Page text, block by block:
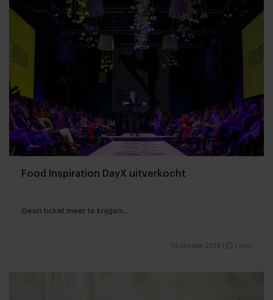
Food Inspiration DayX uitverkocht
Geen ticket meer te krijgen...
10 oktober 2018 1 min